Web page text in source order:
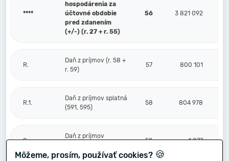
****
hospodárenia za
účtovné obdobie
pred zdanením
(+/-) (r. 27 + r. 55)
56 3 821 092
R.
Daň z príjmov (r. 58 +
r. 59)
57 800 101
R.1.
Daň z príjmov splatná
(591, 595)
58 804 978
2.
Daň z príjmov
59 -4 877
Môžeme, prosím, používať cookies? 🍪